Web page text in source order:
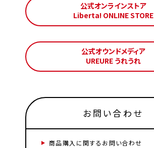
公式オンラインストア
Liberta! ONLINE STORE
公式オウンドメディア
UREURE うれうれ
お問い合わせ
商品購入に関するお問い合わせ